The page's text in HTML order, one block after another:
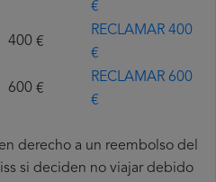
€
€
RECLAMAR 400
€
€
RECLAMAR 600
€
derecho a un reembolso del
si deciden no viajar debido